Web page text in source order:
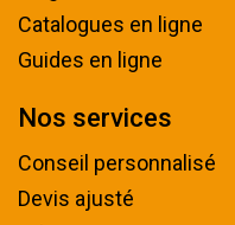
Catalogues en ligne
Guides en ligne
Nos services
Conseil personnalisé
Devis ajusté